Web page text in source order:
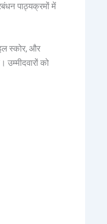
पाठ्यक्रमों में
स्कोर, और
को